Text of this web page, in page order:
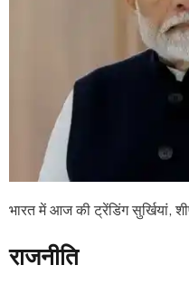
भारत में आज की ट्रेंडिंग सुर्खियां,
राजनीति